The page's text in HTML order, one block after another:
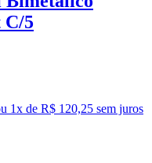
C/5
1x de R$ 120,25 sem juros